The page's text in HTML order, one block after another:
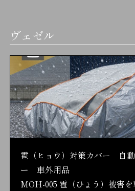
ヴェゼル
雹（ヒョウ）対策カバー 自
ー 車外用品
MOH-005 雹（ひょう）被害を